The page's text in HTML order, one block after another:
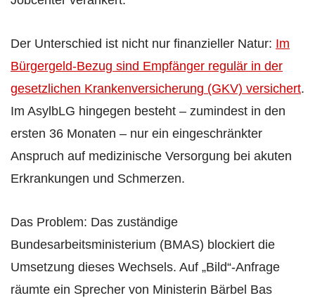
Der Unterschied ist nicht nur finanzieller Natur: Im
Bürgergeld-Bezug sind Empfänger regulär in der
gesetzlichen Krankenversicherung (GKV) versichert.
Im AsylbLG hingegen besteht – zumindest in den
ersten 36 Monaten – nur ein eingeschränkter
Anspruch auf medizinische Versorgung bei akuten
Erkrankungen und Schmerzen.
Das Problem: Das zuständige
Bundesarbeitsministerium (BMAS) blockiert die
Umsetzung dieses Wechsels. Auf „Bild“-Anfrage
räumte ein Sprecher von Ministerin Bärbel Bas